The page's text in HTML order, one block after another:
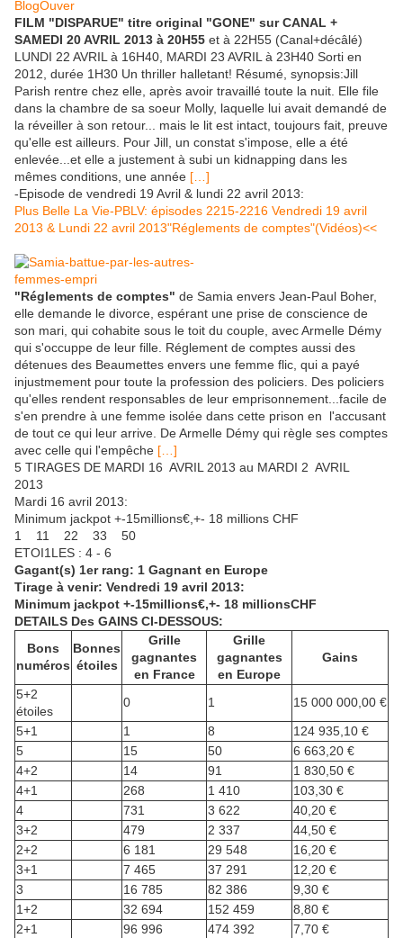
FILM "DISPARUE" titre original "GONE" sur CANAL +
SAMEDI 20 AVRIL 2013 à 20H55 et à 22H55 (Canal+décâlé)
LUNDI 22 AVRIL à 16H40, MARDI 23 AVRIL à 23H40 Sorti en
2012, durée 1H30 Un thriller halletant! Résumé, synopsis:Jill
Parish rentre chez elle, après avoir travaillé toute la nuit. Elle file
dans la chambre de sa soeur Molly, laquelle lui avait demandé de
la réveiller à son retour... mais le lit est intact, toujours fait, preuve
qu'elle est ailleurs. Pour Jill, un constat s'impose, elle a été
enlevée...et elle a justement à subi un kidnapping dans les
mêmes conditions, une année […]
-Episode de vendredi 19 Avril & lundi 22 avril 2013:
Plus Belle La Vie-PBLV: épisodes 2215-2216 Vendredi 19 avril
2013 & Lundi 22 avril 2013"Réglements de comptes"(Vidéos)<<
"Réglements de comptes" de Samia envers Jean-Paul Boher,
elle demande le divorce, espérant une prise de conscience de
son mari, qui cohabite sous le toit du couple, avec Armelle Démy
qui s'occuppe de leur fille. Réglement de comptes aussi des
détenues des Beaumettes envers une femme flic, qui a payé
injustmement pour toute la profession des policiers. Des policiers
qu'elles rendent responsables de leur emprisonnement...facile de
s'en prendre à une femme isolée dans cette prison en l'accusant
de tout ce qui leur arrive. De Armelle Démy qui règle ses comptes
avec celle qui l'empêche […]
5 TIRAGES DE MARDI 16 AVRIL 2013 au MARDI 2 AVRIL
2013
Mardi 16 avril 2013:
Minimum jackpot +-15millions€,+- 18 millions CHF
1 11 22 33 50
ETOI1LES : 4 - 6
Gagant(s) 1er rang: 1 Gagnant en Europe
Tirage à venir: Vendredi 19 avril 2013:
Minimum jackpot +-15millions€,+- 18 millionsCHF
DETAILS Des GAINS CI-DESSOUS:
Bons
numéros
Bonnes
étoiles
Grille
gagnantes
en France
Grille
gagnantes
en Europe
Gains
5+2
étoiles
0 1
15 000 000,00 €
5+1
1 8
124 935,10 €
5
15 50
6 663,20 €
4+2
14 91
1 830,50 €
4+1
268 1 410
103,30 €
4
731 3 622
40,20 €
3+2
479 2 337
44,50 €
2+2
6 181 29 548
16,20 €
3+1
7 465 37 291
12,20 €
3
16 785 82 386
9,30 €
1+2
32 694 152 459
8,80 €
2+1
96 996 474 392
7,70 €